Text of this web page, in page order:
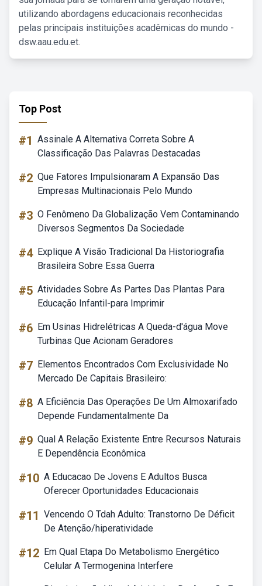
utilizando abordagens educacionais reconhecidas
pelas principais instituições acadêmicas do mundo -
dsw.aau.edu.et.
Top Post
#1 Assinale A Alternativa Correta Sobre A
Classificação Das Palavras Destacadas
#2 Que Fatores Impulsionaram A Expansão Das
Empresas Multinacionais Pelo Mundo
#3 O Fenômeno Da Globalização Vem Contaminando
Diversos Segmentos Da Sociedade
#4 Explique A Visão Tradicional Da Historiografia
Brasileira Sobre Essa Guerra
#5 Atividades Sobre As Partes Das Plantas Para
Educação Infantil-para Imprimir
#6 Em Usinas Hidrelétricas A Queda-d'água Move
Turbinas Que Acionam Geradores
#7 Elementos Encontrados Com Exclusividade No
Mercado De Capitais Brasileiro:
#8 A Eficiência Das Operações De Um Almoxarifado
Depende Fundamentalmente Da
#9 Qual A Relação Existente Entre Recursos Naturais
E Dependência Econômica
#10 A Educacao De Jovens E Adultos Busca
Oferecer Oportunidades Educacionais
#11 Vencendo O Tdah Adulto: Transtorno De Déficit
De Atenção/hiperatividade
#12 Em Qual Etapa Do Metabolismo Energético
Celular A Termogenina Interfere